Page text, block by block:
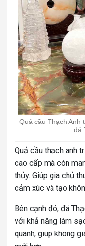
Quả cầu Thạch Anh
đá
Quả cầu thạch anh
cao cấp mà còn
thủy. Giúp gia chủ
cảm xúc và tạo
Bên cạnh đó, đá
với khả năng làm
quanh, giúp không